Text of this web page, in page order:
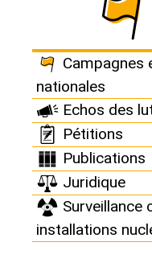
Campagnes
nationales
Echos des
Pétitions
Publications
Juridique
Surveillance
installations
économiques.